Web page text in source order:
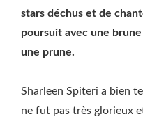
stars déchus et de
poursuit avec une
une prune.
Sharleen Spiteri a bien
ne fut pas très glorieux